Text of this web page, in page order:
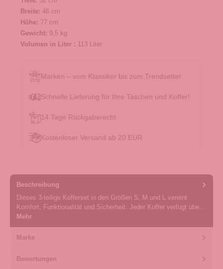
Breite: 46 cm
Höhe: 77 cm
Gewicht: 9,5 kg
Volumen in Liter : 113 Liter
Marken – vom Klassiker bis zum Trendsetter
Schnelle Lieferung für Ihre Taschen und Koffer!
14 Tage Rückgaberecht
Kostenloser Versand ab 20 EUR
Beschreibung
Dieses 3-teilige Kofferset in den Größen S, M und L vereint
Komfort, Funktionalität und Sicherheit. Jeder Koffer verfügt übe…
Mehr
Marke
Bewertungen